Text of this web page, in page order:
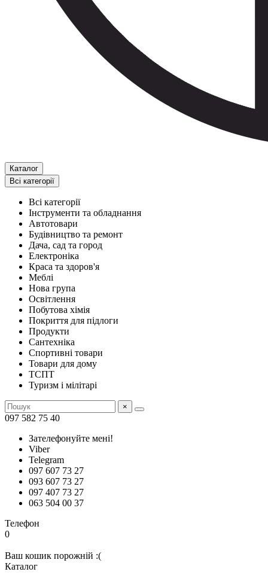
Каталог
Всі категорії
Всі категорії
Інструменти та обладнання
Автотовари
Будівництво та ремонт
Дача, сад та город
Електроніка
Краса та здоров'я
Меблі
Нова група
Освітлення
Побутова хімія
Покриття для підлоги
Продукти
Сантехніка
Спортивні товари
Товари для дому
ТСПТ
Туризм і мілітарі
×
097 582 75 40
Зателефонуйте мені!
Viber
Telegram
097 607 73 27
093 607 73 27
097 407 73 27
063 504 00 37
Телефон
0
Ваш кошик порожній :(
Каталог